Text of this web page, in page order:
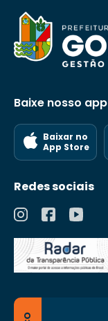
Baixe nosso app
Baixar no
App Store
Redes sociais